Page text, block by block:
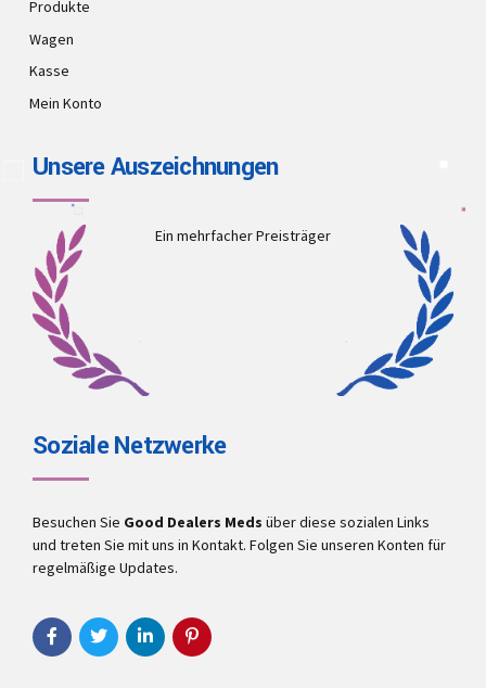
Produkte
Wagen
Kasse
Mein Konto
Unsere Auszeichnungen
Ein mehrfacher Preisträger
Soziale Netzwerke
Besuchen Sie Good Dealers Meds über diese sozialen Links
und treten Sie mit uns in Kontakt. Folgen Sie unseren Konten für
regelmäßige Updates.